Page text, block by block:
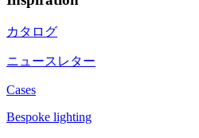
カタログ
ニュースレター
Cases
Bespoke lighting